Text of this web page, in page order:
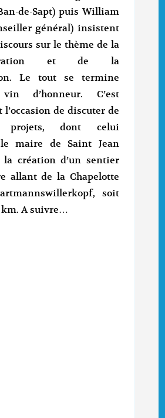
de-Sapt) puis William
général) insistent
sur le thème de la
et de la
Le tout se termine
d’honneur. C’est
de discuter de
projets, dont celui
le maire de Saint Jean
la création d’un sentier
allant de la Chapelotte
soit
km. A suivre…